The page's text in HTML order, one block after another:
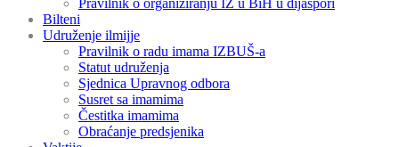
Pravilnik o organiziranju IZ u BiH u dijaspori
Bilteni
Udruženje ilmijje
Pravilnik o radu imama IZBUŠ-a
Statut udruženja
Sjednica Upravnog odbora
Susret sa imamima
Čestitka imamima
Obraćanje predsjenika